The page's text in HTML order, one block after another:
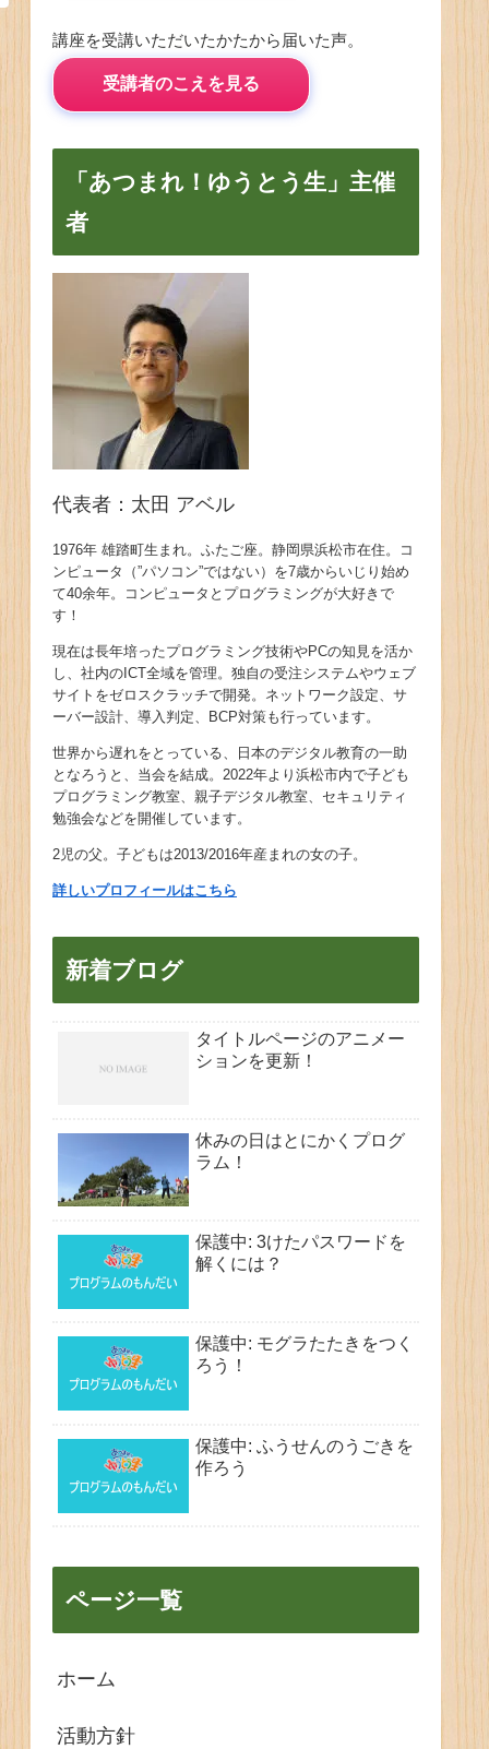
講座を受講いただいたかたから届いた声。
受講者のこえを見る
「あつまれ！ゆうとう生」主催
者
代表者：太田 アベル
1976年 雄踏町生まれ。ふたご座。静岡県浜松市在住。コ
ンピュータ（”パソコン”ではない）を7歳からいじり始め
て40余年。コンピュータとプログラミングが大好きで
す！
現在は長年培ったプログラミング技術やPCの知見を活か
し、社内のICT全域を管理。独自の受注システムやウェブ
サイトをゼロスクラッチで開発。ネットワーク設定、サ
ーバー設計、導入判定、BCP対策も行っています。
世界から遅れをとっている、日本のデジタル教育の一助
となろうと、当会を結成。2022年より浜松市内で子ども
プログラミング教室、親子デジタル教室、セキュリティ
勉強会などを開催しています。
2児の父。子どもは2013/2016年産まれの女の子。
詳しいプロフィールはこちら
新着ブログ
タイトルページのアニメー
ションを更新！
休みの日はとにかくプログ
ラム！
保護中: 3けたパスワードを
解くには？
保護中: モグラたたきをつく
ろう！
保護中: ふうせんのうごきを
作ろう
ページ一覧
ホーム
活動方針